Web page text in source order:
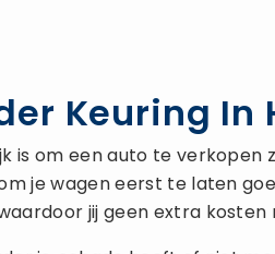
Keuring In
is om een auto te
je wagen eerst te laten
jij geen extra